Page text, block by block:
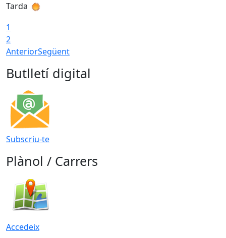
Tarda
1
2
AnteriorSegüent
Butlletí digital
Subscriu-te
Plànol / Carrers
Accedeix